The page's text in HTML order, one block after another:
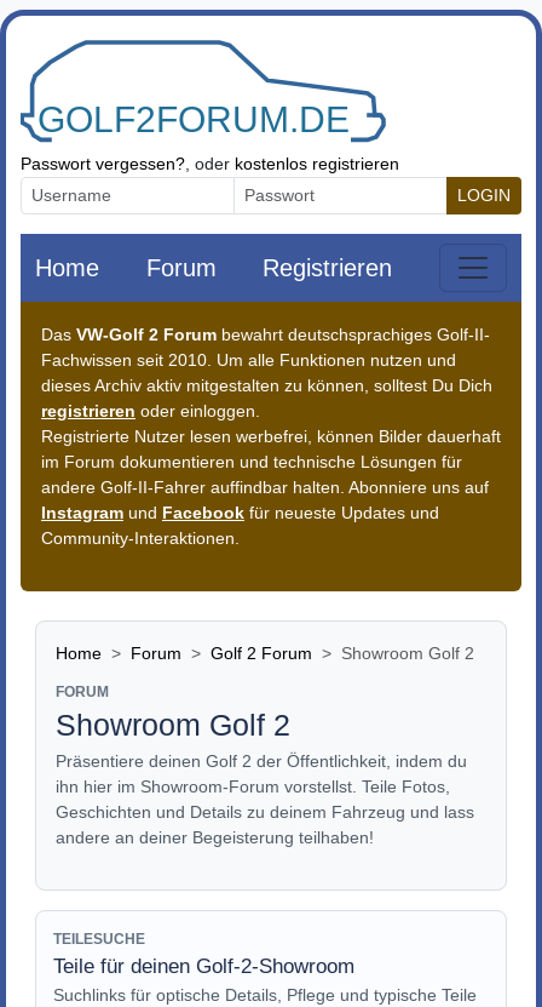
Zum Inhalt springen
Passwort vergessen? , oder kostenlos registrieren
LOGIN
Home Forum Registrieren
Das VW-Golf 2 Forum bewahrt deutschsprachiges Golf-II-
Fachwissen seit 2010. Um alle Funktionen nutzen und
dieses Archiv aktiv mitgestalten zu können, solltest Du Dich
registrieren oder einloggen.
Registrierte Nutzer lesen werbefrei, können Bilder dauerhaft
im Forum dokumentieren und technische Lösungen für
andere Golf-II-Fahrer auffindbar halten. Abonniere uns auf
Instagram und Facebook für neueste Updates und
Community-Interaktionen.
Home Forum Golf 2 Forum Showroom Golf 2
FORUM
Showroom Golf 2
Präsentiere deinen Golf 2 der Öffentlichkeit, indem du
ihn hier im Showroom-Forum vorstellst. Teile Fotos,
Geschichten und Details zu deinem Fahrzeug und lass
andere an deiner Begeisterung teilhaben!
TEILESUCHE
Teile für deinen Golf-2-Showroom
Suchlinks für optische Details, Pflege und typische Teile